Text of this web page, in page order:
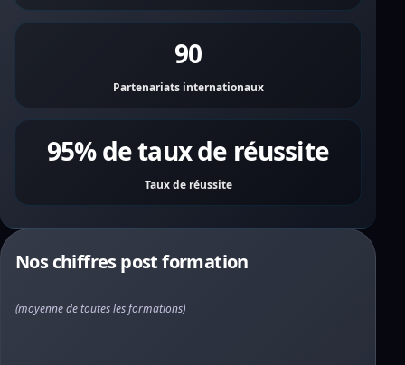
90
Partenariats internationaux
95% de taux de réussite
Taux de réussite
Nos chiffres post formation
(moyenne de toutes les formations)